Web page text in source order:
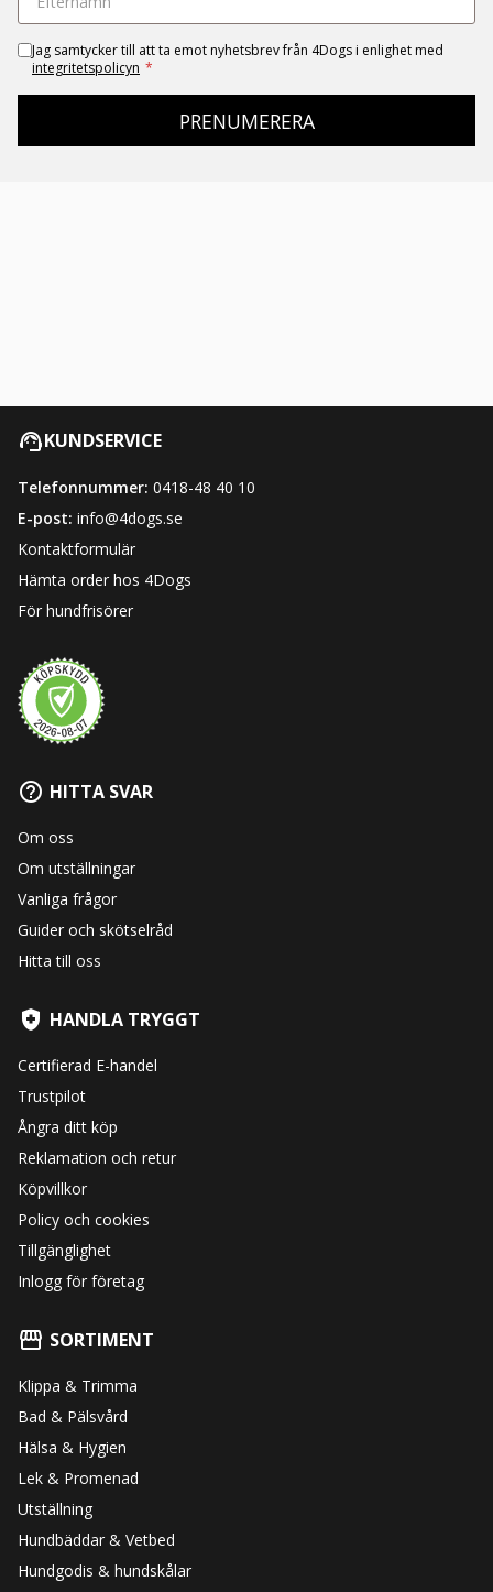
Jag samtycker till att ta emot nyhetsbrev från 4Dogs i enlighet med
integritetspolicyn *
PRENUMERERA
KUNDSERVICE
Telefonnummer: 0418-48 40 10
E-post: info@4dogs.se
Kontaktformulär
Hämta order hos 4Dogs
För hundfrisörer
HITTA SVAR
Om oss
Om utställningar
Vanliga frågor
Guider och skötselråd
Hitta till oss
HANDLA TRYGGT
Certifierad E-handel
Trustpilot
Ångra ditt köp
Reklamation och retur
Köpvillkor
Policy och cookies
Tillgänglighet
Inlogg för företag
SORTIMENT
Klippa & Trimma
Bad & Pälsvård
Hälsa & Hygien
Lek & Promenad
Utställning
Hundbäddar & Vetbed
Hundgodis & hundskålar